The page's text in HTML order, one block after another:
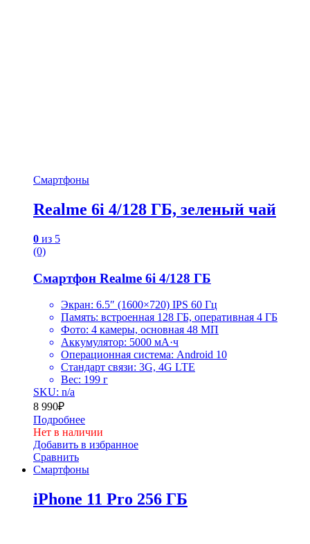
Смартфоны
Realme 6i 4/128 ГБ, зеленый чай
0 из 5
(0)
Смартфон Realme 6i 4/128 ГБ
Экран: 6.5″ (1600×720) IPS 60 Гц
Память: встроенная 128 ГБ, оперативная 4 ГБ
Фото: 4 камеры, основная 48 МП
Аккумулятор: 5000 мА·ч
Операционная система: Android 10
Стандарт связи: 3G, 4G LTE
Вес: 199 г
SKU: n/a
8 990₽
Подробнее
Нет в наличии
Добавить в избранное
Сравнить
Смартфоны
iPhone 11 Pro 256 ГБ